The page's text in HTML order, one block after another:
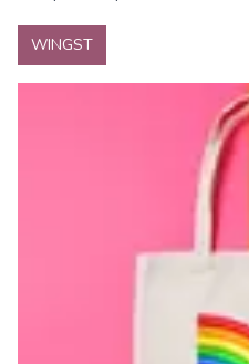
WINGST